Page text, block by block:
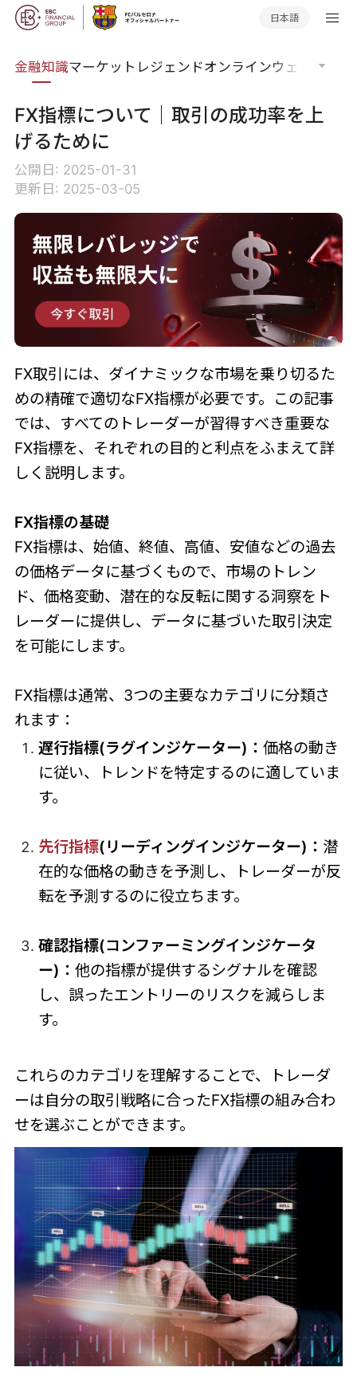
日本語
金融知識マーケットレジェンドオンラインウェビナー
FX指標について｜取引の成功率を上
げるために
公開日: 2025-01-31
更新日: 2025-03-05
FX取引には、ダイナミックな市場を乗り切るた
めの精確で適切なFX指標が必要です。この記事
では、すべてのトレーダーが習得すべき重要な
FX指標を、それぞれの目的と利点をふまえて詳
しく説明します。
FX指標の基礎
FX指標は、始値、終値、高値、安値などの過去
の価格データに基づくもので、市場のトレン
ド、価格変動、潜在的な反転に関する洞察をト
レーダーに提供し、データに基づいた取引決定
を可能にします。
FX指標は通常、3つの主要なカテゴリに分類さ
れます：
遅行指標(ラグインジケーター)： 価格の動き
に従い、トレンドを特定するのに適していま
す。
先行指標(リーディングインジケーター)： 潜
在的な価格の動きを予測し、トレーダーが反
転を予測するのに役立ちます。
確認指標(コンファーミングインジケータ
ー)： 他の指標が提供するシグナルを確認
し、誤ったエントリーのリスクを減らしま
す。
これらのカテゴリを理解することで、トレーダ
ーは自分の取引戦略に合ったFX指標の組み合わ
せを選ぶことができます。